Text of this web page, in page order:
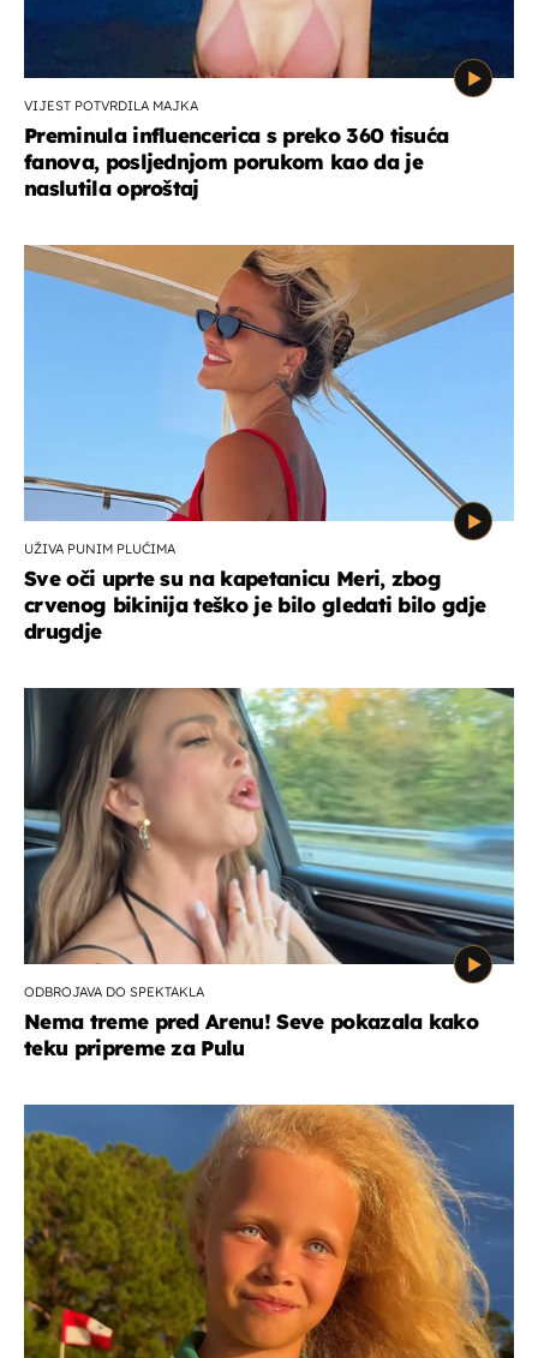
VIJEST POTVRDILA MAJKA
Preminula influencerica s preko 360 tisuća
fanova, posljednjom porukom kao da je
naslutila oproštaj
UŽIVA PUNIM PLUĆIMA
Sve oči uprte su na kapetanicu Meri, zbog
crvenog bikinija teško je bilo gledati bilo gdje
drugdje
ODBROJAVA DO SPEKTAKLA
Nema treme pred Arenu! Seve pokazala kako
teku pripreme za Pulu